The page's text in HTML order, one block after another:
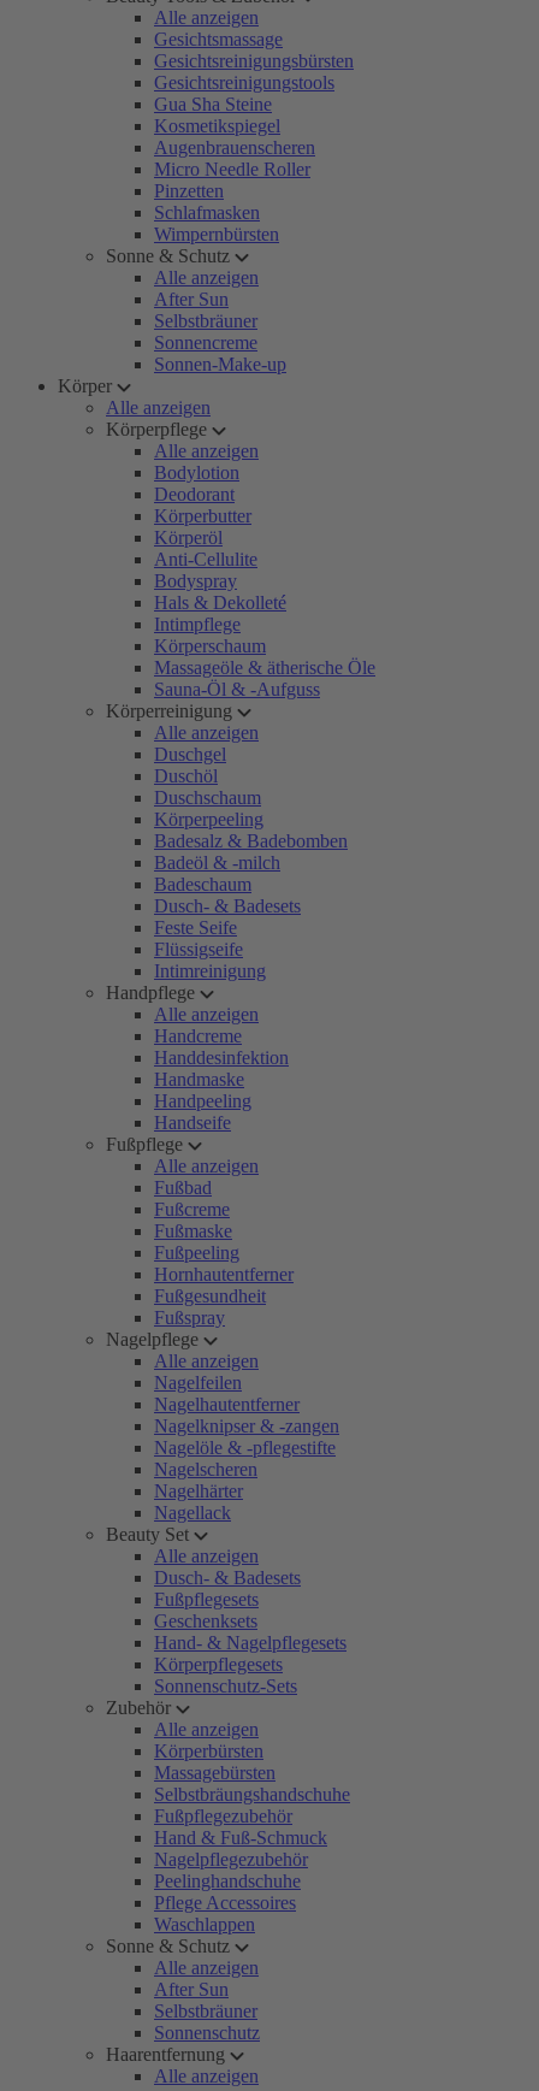
Alle anzeigen
Gesichtsmassage
Gesichtsreinigungsbürsten
Gesichtsreinigungstools
Gua Sha Steine
Kosmetikspiegel
Augenbrauenscheren
Micro Needle Roller
Pinzetten
Schlafmasken
Wimpernbürsten
Sonne & Schutz
Alle anzeigen
After Sun
Selbstbräuner
Sonnencreme
Sonnen-Make-up
Körper
Alle anzeigen
Körperpflege
Alle anzeigen
Bodylotion
Deodorant
Körperbutter
Körperöl
Anti-Cellulite
Bodyspray
Hals & Dekolleté
Intimpflege
Körperschaum
Massageöle & ätherische Öle
Sauna-Öl & -Aufguss
Körperreinigung
Alle anzeigen
Duschgel
Duschöl
Duschschaum
Körperpeeling
Badesalz & Badebomben
Badeöl & -milch
Badeschaum
Dusch- & Badesets
Feste Seife
Flüssigseife
Intimreinigung
Handpflege
Alle anzeigen
Handcreme
Handdesinfektion
Handmaske
Handpeeling
Handseife
Fußpflege
Alle anzeigen
Fußbad
Fußcreme
Fußmaske
Fußpeeling
Hornhautentferner
Fußgesundheit
Fußspray
Nagelpflege
Alle anzeigen
Nagelfeilen
Nagelhautentferner
Nagelknipser & -zangen
Nagelöle & -pflegestifte
Nagelscheren
Nagelhärter
Nagellack
Beauty Set
Alle anzeigen
Dusch- & Badesets
Fußpflegesets
Geschenksets
Hand- & Nagelpflegesets
Körperpflegesets
Sonnenschutz-Sets
Zubehör
Alle anzeigen
Körperbürsten
Massagebürsten
Selbstbräungshandschuhe
Fußpflegezubehör
Hand & Fuß-Schmuck
Nagelpflegezubehör
Peelinghandschuhe
Pflege Accessoires
Waschlappen
Sonne & Schutz
Alle anzeigen
After Sun
Selbstbräuner
Sonnenschutz
Haarentfernung
Alle anzeigen